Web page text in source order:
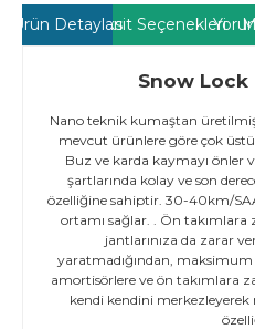
Ürün DetaylarıTaksit Seçenekleri
Snow Lock
Nano teknik kumaştan
mevcut ürünlere göre çok
Buz ve karda kaymayı önler
şartlarında kolay ve son
özelliğine sahiptir. 30-40km/
ortamı sağlar. . Ön
jantlarınıza da zarar
yaratmadığından, maksimum
amortisörlere ve ön takımlara
kendi kendini